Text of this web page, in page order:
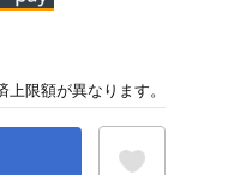
限額が異なります。